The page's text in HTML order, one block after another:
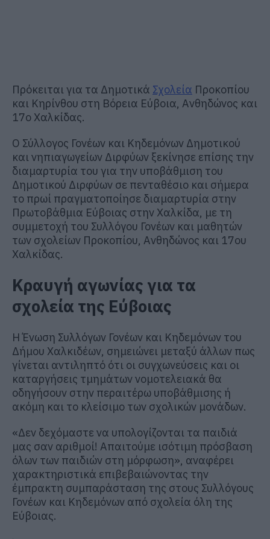
Πρόκειται για τα Δημοτικά Σχολεία Προκοπίου
και Κηρίνθου στη Βόρεια Εύβοια, Ανθηδώνος και
17ο Χαλκίδας.
Ο Σύλλογος Γονέων και Κηδεμόνων Δημοτικού
και νηπιαγωγείων Διρφύων ξεκίνησε επίσης την
διαμαρτυρία του για την υποβάθμιση του
Δημοτικού Διρφύων σε πενταθέσιο και σήμερα
το πρωί πραγματοποίησε διαμαρτυρία στην
Πρωτοβάθμια Εύβοιας στην Χαλκίδα, με τη
συμμετοχή του Συλλόγου Γονέων και μαθητών
των σχολείων Προκοπίου, Ανθηδώνος και 17ου
Χαλκίδας.
Κραυγή αγωνίας για τα
σχολεία της Εύβοιας
Η Ένωση Συλλόγων Γονέων και Κηδεμόνων του
Δήμου Χαλκιδέων, σημειώνει μεταξύ άλλων πως
γίνεται αντιληπτό ότι οι συγχωνεύσεις και οι
καταργήσεις τμημάτων νομοτελειακά θα
οδηγήσουν στην περαιτέρω υποβάθμισης ή
ακόμη και το κλείσιμο των σχολικών μονάδων.
«Δεν δεχόμαστε να υπολογίζονται τα παιδιά
μας σαν αριθμοί! Απαιτούμε ισότιμη πρόσβαση
όλων των παιδιών στη μόρφωση», αναφέρει
χαρακτηριστικά επιβεβαιώνοντας την
έμπρακτη συμπαράσταση της στους Συλλόγους
Γονέων και Κηδεμόνων από σχολεία όλη της
Εύβοιας.